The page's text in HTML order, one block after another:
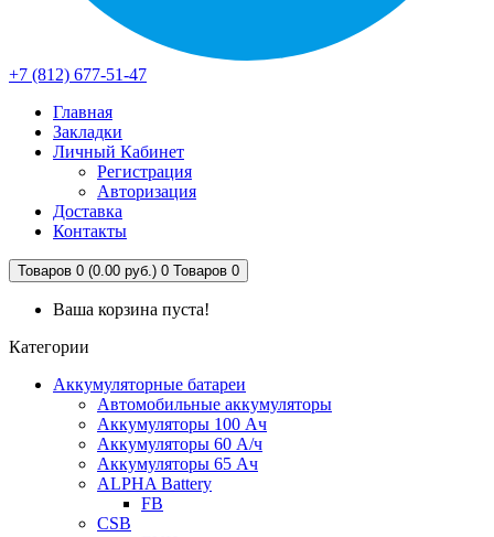
+7 (812) 677-51-47
Главная
Закладки
Личный Кабинет
Регистрация
Авторизация
Доставка
Контакты
Товаров 0 (0.00 руб.) 0 Товаров 0
Ваша корзина пуста!
Категории
Аккумуляторные батареи
Автомобильные аккумуляторы
Аккумуляторы 100 Ач
Аккумуляторы 60 А/ч
Аккумуляторы 65 Ач
ALPHA Battery
FB
CSB